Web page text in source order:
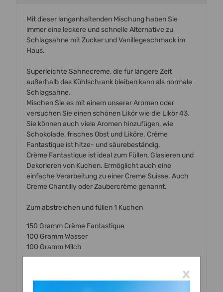
Mit dieser langanhaltenden Mischung haben Sie
immer eine leckere und schnelle Alternative zu
Schlagsahne mit Zucker und Vanillegeschmack im
Haus.
Superleichte Sahnecreme, die für längere Zeit
außerhalb des Kühlschrank bleiben kann als normale
Schlagsahne.
Mischen Sie es mit einem unserer Aromen oder
versuchen Sie einen schönen Likör wie die Likör 43.
Sie können auch viele Aromen hinzufügen, wie
Schokolade, frisches Obst und Liköre. Crème
Fantastique ist hitze- und säurebeständig.
Crème Fantastique ist ideal zum Füllen, Glasieren und
Dekorieren von Kuchen. Ermöglicht auch eine
einfache Verarbeitung zu einer Creme Suisse. Auch
Creme Chantilly oder Zaubercrème genannt.
Zum abstreichen und füllen 1 Kuchen
150 Gramm Crème Fantastique
100 Gramm Wasser
100 Gramm Milch
Geschwindigkeit mixen bis glatt. Lassen Sie die Crme
x